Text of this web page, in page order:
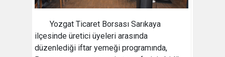
Yozgat Ticaret Borsası Sarıkaya
ilçesinde üretici üyeleri arasında
düzenlediği iftar yemeği programında,